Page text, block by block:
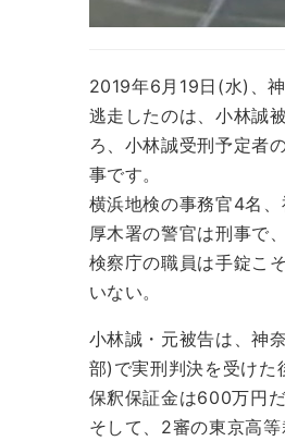
2019年6月19日(水)、
逃走したのは、小林誠
ろ、小林誠受刑予定者
事です。
横浜地検の事務官4名
厚木署の警官は刑事で
検察庁の職員は手錠こ
いない。
小林誠・元被告は、神
部)で実刑判決を受けた
保釈保証金は600万円
そして、2審の東京高